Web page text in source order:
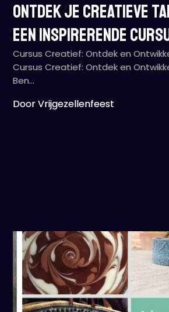
Ontdek Je Creatieve
een Inspirerende
Cursus Creatief: Ontdek en
Cursus Creatief: Ontdek en
Ben…
Door Vrijgezellenfeest